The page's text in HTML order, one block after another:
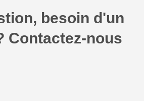
besoin d'un
Contactez-nous